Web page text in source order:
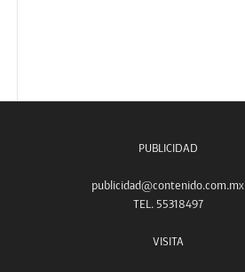
PUBLICIDAD
publicidad@contenido.com.mx
TEL. 55318497
VISITA